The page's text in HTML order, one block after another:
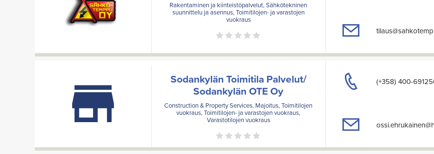
Rakentaminen ja kiinteistöpalvelut, Sähkötekninen
suunnittelu ja asennus, Toimitilojen- ja varastojen
vuokraus
Sodankylän Toimitila Palvelut/
Sodankylän OTE Oy
Construction & Property Services, Majoitus, Toimitilojen
vuokraus, Toimitilojen- ja varastojen vuokraus,
Varastotilojen vuokraus
(+358) 400-